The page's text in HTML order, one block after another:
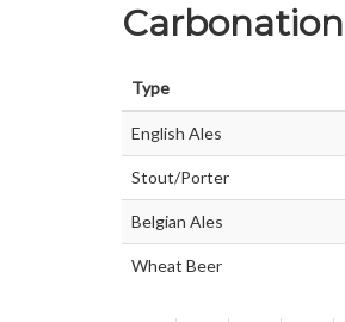
Type
English Ales
Stout/Porter
Belgian Ales
Wheat Beer